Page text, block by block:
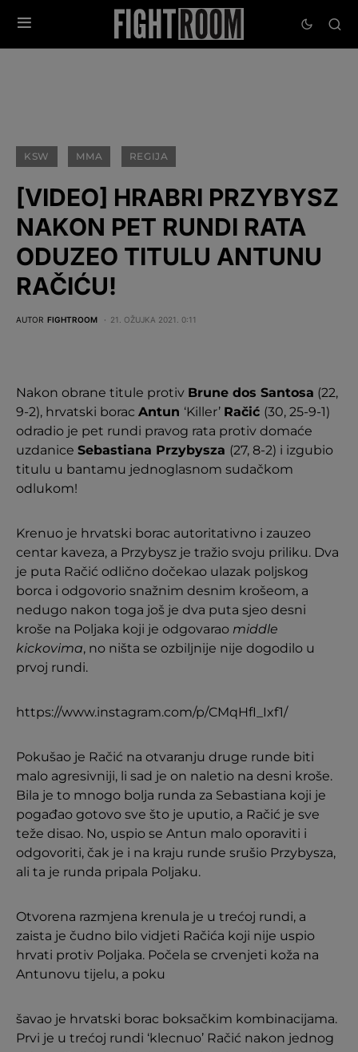
KSW MMA REGIJA
[VIDEO] HRABRI PRZYBYSZ
NAKON PET RUNDI RATA
ODUZEO TITULU ANTUNU
RAČIĆU!
AUTOR FIGHTROOM 21. OŽUJKA 2021. 0:11
Nakon obrane titule protiv Brune dos Santosa (22,
9-2), hrvatski borac Antun ‘Killer’ Račić (30, 25-9-1)
odradio je pet rundi pravog rata protiv domaće
uzdanice Sebastiana Przybysza (27, 8-2) i izgubio
titulu u bantamu jednoglasnom sudačkom
odlukom!
Krenuo je hrvatski borac autoritativno i zauzeo
centar kaveza, a Przybysz je tražio svoju priliku. Dva
je puta Račić odlično dočekao ulazak poljskog
borca i odgovorio snažnim desnim krošeom, a
nedugo nakon toga još je dva puta sjeo desni
kroše na Poljaka koji je odgovarao middle
kickovima, no ništa se ozbiljnije nije dogodilo u
prvoj rundi.
https://www.instagram.com/p/CMqHfI_Ixf1/
Pokušao je Račić na otvaranju druge runde biti
malo agresivniji, li sad je on naletio na desni kroše.
Bila je to mnogo bolja runda za Sebastiana koji je
pogađao gotovo sve što je uputio, a Račić je sve
teže disao. No, uspio se Antun malo oporaviti i
odgovoriti, čak je i na kraju runde srušio Przybysza,
ali ta je runda pripala Poljaku.
Otvorena razmjena krenula je u trećoj rundi, a
zaista je čudno bilo vidjeti Račića koji nije uspio
hrvati protiv Poljaka. Počela se crvenjeti koža na
Antunovu tijelu, a poku
šavao je hrvatski borac boksačkim kombinacijama.
Prvi je u trećoj rundi ‘klecnuo’ Račić nakon jednog